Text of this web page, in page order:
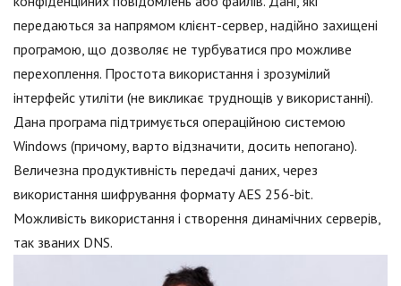
передаються за напрямом клієнт-сервер, надійно захищені
програмою, що дозволяє не турбуватися про можливе
перехоплення. Простота використання і зрозумілий
інтерфейс утиліти (не викликає труднощів у використанні).
Дана програма підтримується операційною системою
Windows (причому, варто відзначити, досить непогано).
Величезна продуктивність передачі даних, через
використання шифрування формату AES 256-bit.
Можливість використання і створення динамічних серверів,
так званих DNS.